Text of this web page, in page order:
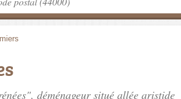
déménageur situé allée aristide